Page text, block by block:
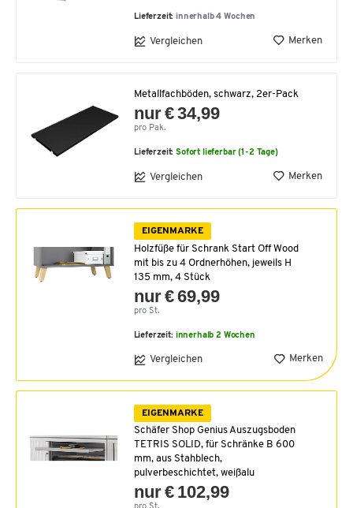
Lieferzeit: innerhalb 4 Wochen
Vergleichen Merken
Metallfachböden, schwarz, 2er-Pack
nur € 34,99
pro Pak.
Lieferzeit:Sofort lieferbar (1-2 Tage)
Vergleichen Merken
EIGENMARKE
Holzfüße für Schrank Start Off Wood
mit bis zu 4 Ordnerhöhen, jeweils H
135 mm, 4 Stück
nur € 69,99
pro St.
Lieferzeit: innerhalb 2 Wochen
Vergleichen Merken
EIGENMARKE
Schäfer Shop Genius Auszugsboden
TETRIS SOLID, für Schränke B 600
mm, aus Stahblech,
pulverbeschichtet, weißalu
nur € 102,99